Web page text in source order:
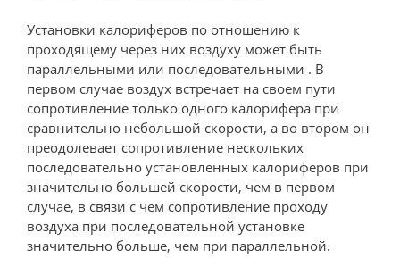
Установки калориферов по отношению к
проходящему через них воздуху может быть
параллельными или последовательными . В
первом случае воздух встречает на своем пути
сопротивление только одного калорифера при
сравнительно небольшой скорости, а во втором он
преодолевает сопротивление нескольких
последовательно установ­ленных калориферов при
значительно большей скорости, чем в первом
случае, в связи с чем сопротивление проходу
воздуха при последова­тельной установке
значительно больше, чем при параллельной.